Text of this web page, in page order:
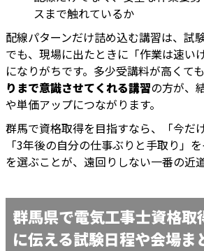
スまで触れているか
配線パターンだけ詰め込む講習は、試
でも、現場に出たときに「作業は速い
になりがちです。多少受講料が高くても
りまで意識させてくれる講習の方が、
や単価アップにつながります。
群馬で資格取得を目指すなら、「今だ
「3年後の自分の仕事ぶりと手取り」
を選ぶことが、遠回りしない一番の近
群馬県で電気工事士資格取
に伝える試験日程や会場ま